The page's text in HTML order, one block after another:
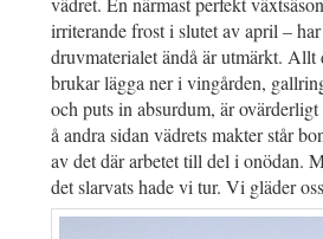
irriterande frost i slutet av april –
druvmaterialet ändå är utmärkt. Allt
brukar lägga ner i vingården,
och puts in absurdum, är
å andra sidan vädrets makter står
av det där arbetet till del i onödan.
det slarvats hade vi tur. Vi gläder